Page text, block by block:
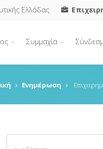
Ελλάδας
Συμμαχία
Ενημέρωση